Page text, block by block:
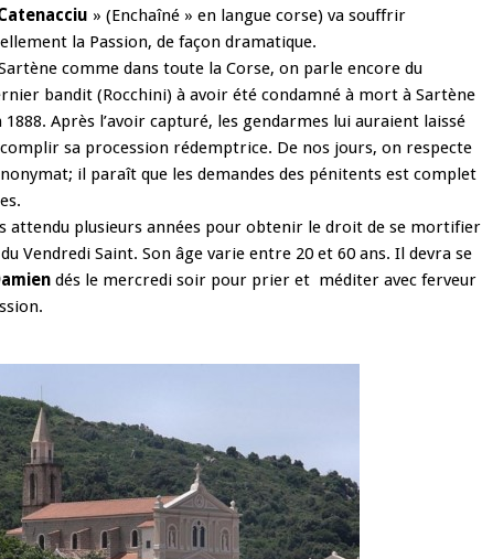
» (Enchaîné » en langue corse) va souffrir
la Passion, de façon dramatique.
comme dans toute la Corse, on parle encore du
bandit (Rocchini) à avoir été condamné à mort à Sartène
1888. Après l’avoir capturé, les gendarmes lui auraient laissé
sa procession rédemptrice. De nos jours, on respecte
il paraît que les demandes des pénitents est complet
attendu plusieurs années pour obtenir le droit de se mortifier
Vendredi Saint. Son âge varie entre 20 et 60 ans. Il devra se
dés le mercredi soir pour prier et méditer avec ferveur